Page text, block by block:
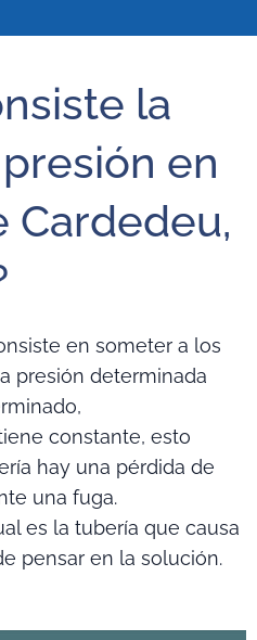
la
en
Cardedeu,
en someter a los
presión determinada
constante, esto
hay una pérdida de
una fuga.
es la tubería que causa
pensar en la solución.